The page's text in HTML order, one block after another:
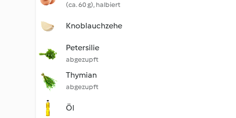
(ca. 60 g), halbiert
Knoblauchzehe
Petersilie
abgezupft
Thymian
abgezupft
Öl